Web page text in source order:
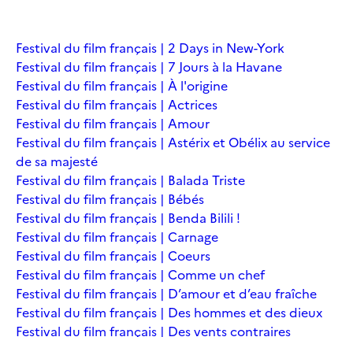
Festival du film français | 2 Days in New-York
Festival du film français | 7 Jours à la Havane
Festival du film français | À l'origine
Festival du film français | Actrices
Festival du film français | Amour
Festival du film français | Astérix et Obélix au service
de sa majesté
Festival du film français | Balada Triste
Festival du film français | Bébés
Festival du film français | Benda Bilili !
Festival du film français | Carnage
Festival du film français | Coeurs
Festival du film français | Comme un chef
Festival du film français | D’amour et d’eau fraîche
Festival du film français | Des hommes et des dieux
Festival du film français | Des vents contraires